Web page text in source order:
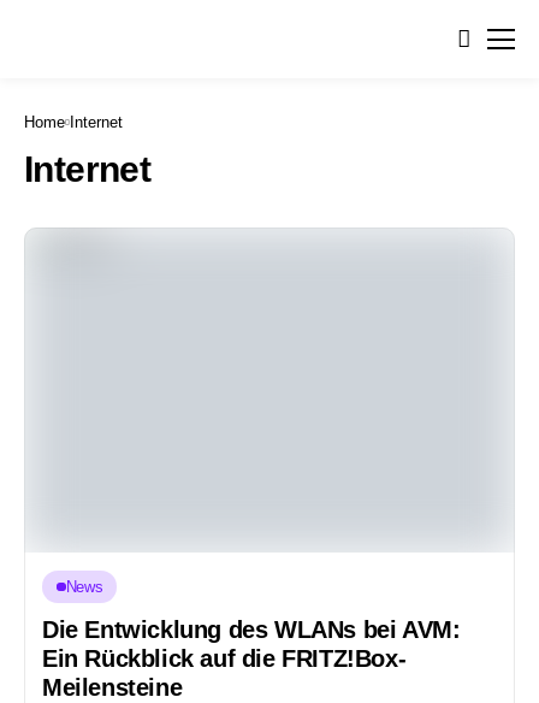
Home Internet
Internet
News
Die Entwicklung des WLANs bei AVM:
Ein Rückblick auf die FRITZ!Box-
Meilensteine